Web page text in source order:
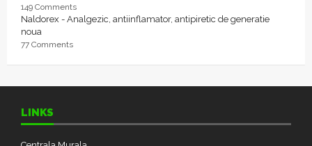
149 Comments
Naldorex - Analgezic, antiinflamator, antipiretic de generatie
noua
77 Comments
LINKS